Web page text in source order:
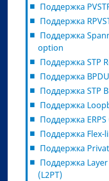
Поддержка
Поддержка
Поддержка
option
Поддержка STP
Поддержка
Поддержка STP
Поддержка
Поддержка ERPS
Поддержка Flex-
Поддержка
Поддержка
(L2PT)